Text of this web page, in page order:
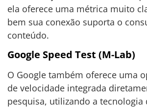
ela oferece uma métrica muito
bem sua conexão suporta o
conteúdo.
Google Speed Test (M-Lab)
O Google também oferece uma
de velocidade integrada
pesquisa, utilizando a tecnologia